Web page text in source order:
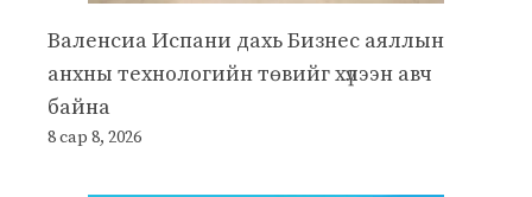
Валенсиа Испани дахь Бизнес аяллын
анхны технологийн төвийг хүлээн авч
байна
8 сар 8, 2026